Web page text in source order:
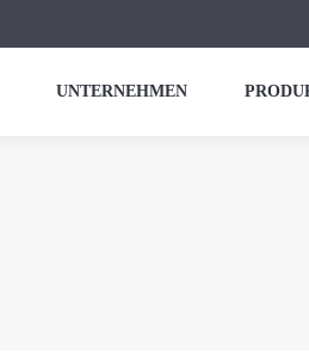
UNTERNEHMEN